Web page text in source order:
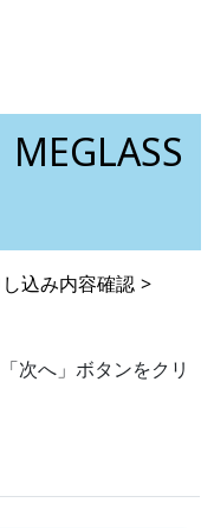
込み内容確認 >
次へ」ボタンをクリ